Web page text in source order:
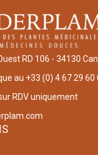
RD 106 - 34130
au +33 (0) 4 67 29 60
RDV uniquement